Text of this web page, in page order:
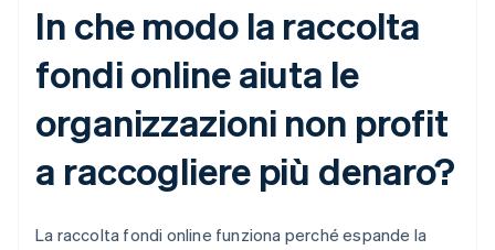
In che modo la raccolta
fondi online aiuta le
organizzazioni non profit
a raccogliere più denaro?
La raccolta fondi online funziona perché espande la